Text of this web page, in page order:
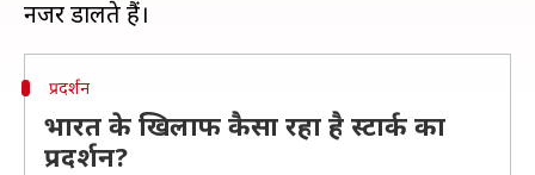
प्रदर्शन
भारत के खिलाफ कैसा रहा है स्टार्क का
प्रदर्शन?